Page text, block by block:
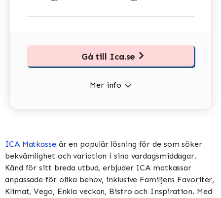
Mer info
Gå till Ica.se
ICA Matkasseär en populär lösning för de som söker
bekvämlighet och variation i sina vardagsmiddagar.
Känd för sitt breda utbud, erbjuder ICA matkassar
anpassade för olika behov, inklusive Familjens Favoriter,
Klimat, Vego, Enkla veckan, Bistro och Inspiration​​​​. Med